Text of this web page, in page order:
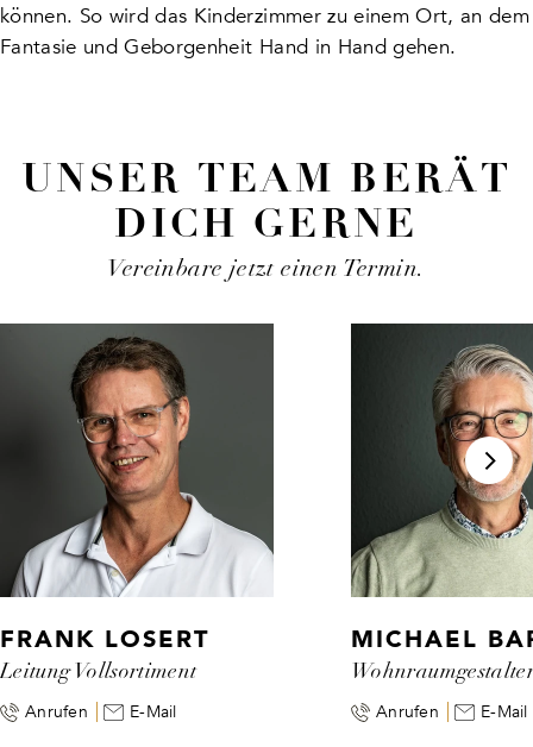
können. So wird das Kinderzimmer zu einem Ort, an dem
Fantasie und Geborgenheit Hand in Hand gehen.
UNSER TEAM BERÄT
DICH GERNE
Vereinbare jetzt einen Termin.
FRANK LOSERT
Leitung Vollsortiment
Anrufen E-Mail
MICHAEL
Anrufen E-Mail